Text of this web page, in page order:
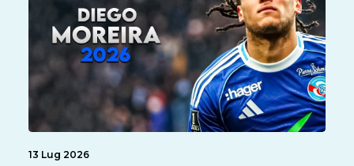
13 Lug 2026